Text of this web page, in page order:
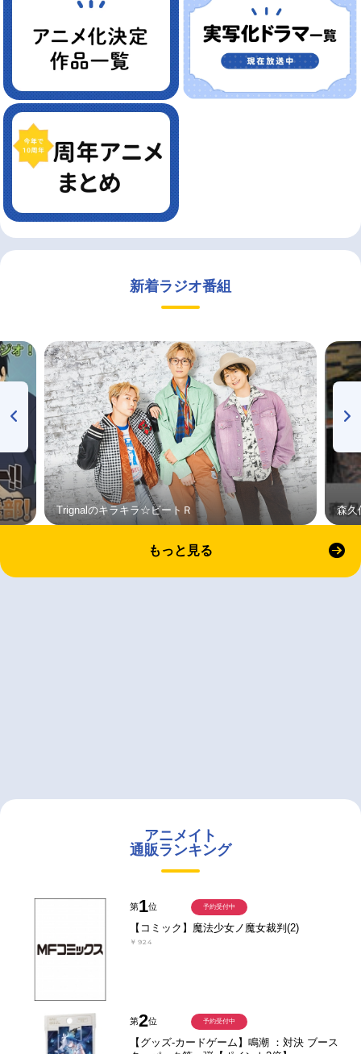
新着ラジオ番組
Trignalのキラキラ☆ビートＲ 森久
もっと見る
アニメイト
通販ランキング
第1位
【コミック】魔法少女ノ魔女裁判(2)
￥924
予約受付中
第2位
【グッズ-カードゲーム】鳴潮 ：対決 ブース
予約受付中